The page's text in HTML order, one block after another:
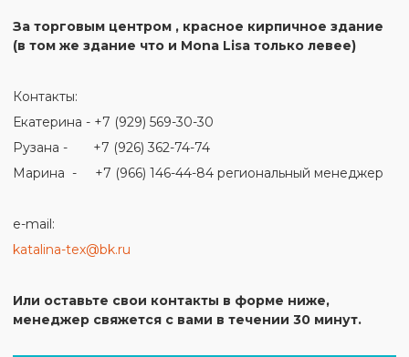
За торговым центром , красное кирпичное здание
(в том же здание что и Mona Lisa только левее)
Контакты:
Екатерина - +7 (929) 569-30-30
Рузана - +7 (926) 362-74-74
Марина - +7 (966) 146-44-84 региональный менеджер
e-mail:
katalina-tex@bk.ru
Или оставьте свои контакты в форме ниже,
менеджер свяжется с вами в течении 30 минут.